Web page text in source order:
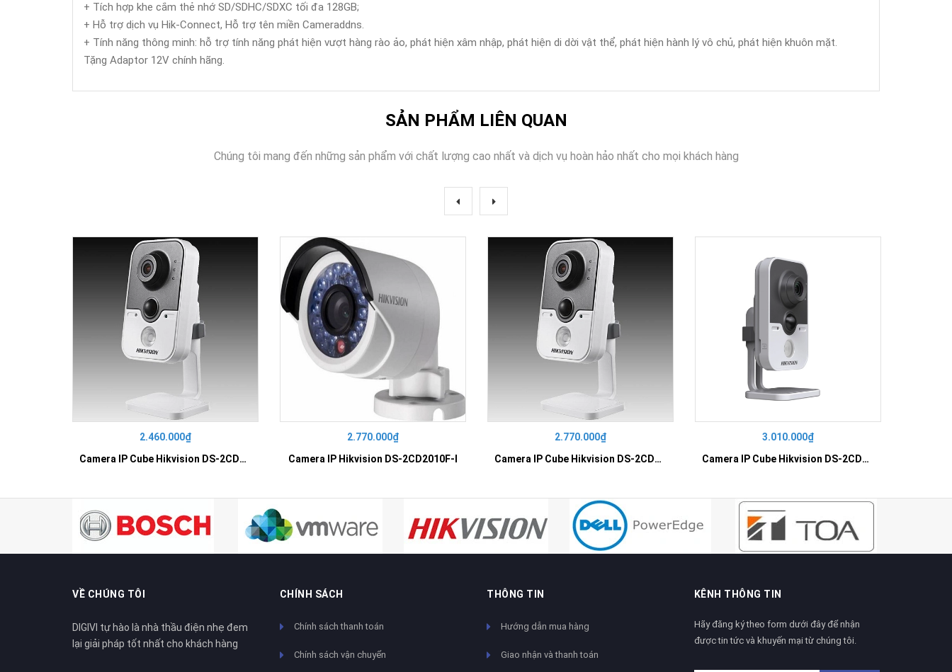
+ Tích hợp khe cắm thẻ nhớ SD/SDHC/SDXC tối đa 128GB;
+ Hỗ trợ dịch vụ Hik-Connect, Hỗ trợ tên miền Cameraddns.
+ Tính năng thông minh: hỗ trợ tính năng phát hiện vượt hàng rào ảo, phát hiện xâm nhập, phát hiện di dời vật thể, phát hiện hành lý vô chủ, phát hiện khuôn mặt.
Tặng Adaptor 12V chính hãng.
SẢN PHẨM LIÊN QUAN
Chúng tôi mang đến những sản phẩm với chất lượng cao nhất và dịch vụ hoàn hảo nhất cho mọi khách hàng
2.460.000₫
Camera IP Cube Hikvision DS-2CD2410F-I
2.770.000₫
Camera IP Hikvision DS-2CD2010F-I
2.770.000₫
Camera IP Cube Hikvision DS-2CD2410F-IW
3.010.000₫
Camera IP Cube Hikvision DS-2CD2420F-IW
VỀ CHÚNG TÔI
DIGIVI tự hào là nhà thầu điện nhẹ đem
lại giải pháp tốt nhất cho khách hàng
CHÍNH SÁCH
Chính sách thanh toán
Chính sách vận chuyển
THÔNG TIN
Hướng dẫn mua hàng
Giao nhận và thanh toán
KÊNH THÔNG TIN
Hãy đăng ký theo form dưới đây để nhận
được tin tức và khuyến mại từ chúng tôi.